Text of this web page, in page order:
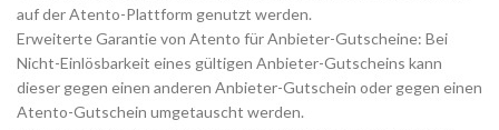
auf der Atento-Plattform genutzt werden.
Erweiterte Garantie von Atento für Anbieter-Gutscheine: Bei
Nicht-Einlösbarkeit eines gültigen Anbieter-Gutscheins kann
dieser gegen einen anderen Anbieter-Gutschein oder gegen einen
Atento-Gutschein umgetauscht werden.